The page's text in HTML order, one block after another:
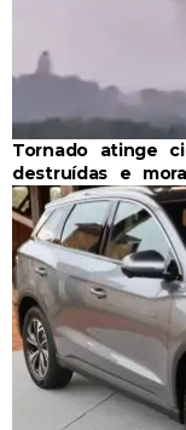
Tornado atinge
destruídas e